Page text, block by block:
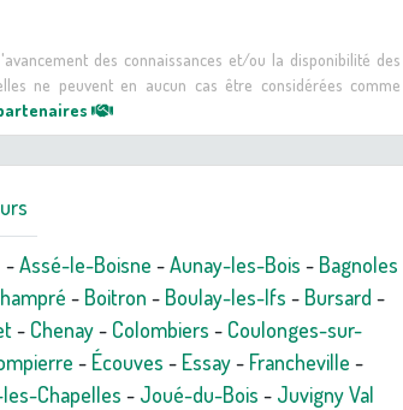
des connaissances et/ou la disponibilité des
ne peuvent en aucun cas être considérées comme
-Assé-le-Boisne -Aunay-les-Bois - Bagnoles
- Boitron - Boulay-les-Ifs - Bursard -
- Chenay- Colombiers - Coulonges-sur-
- Écouves - Essay- Francheville -
Chapelles - Joué-du-Bois - Juvigny Val